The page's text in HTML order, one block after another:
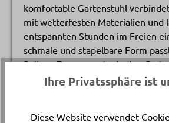
komfortable Gartenstuhl
mit wetterfesten Materialien und
entspannten Stunden im Freien
schmale und stapelbare Form
Balkon, Terrasse oder in den
diesen hochwertigen
Ihre Privatssphäre ist
Diese Website verwendet